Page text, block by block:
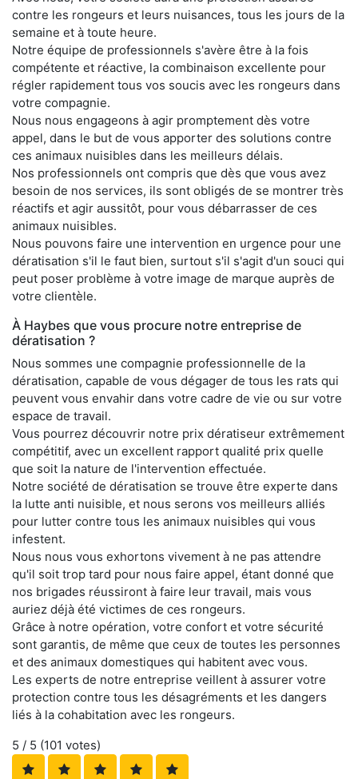
contre les rongeurs et leurs nuisances, tous les jours de la
semaine et à toute heure.
Notre équipe de professionnels s'avère être à la fois
compétente et réactive, la combinaison excellente pour
régler rapidement tous vos soucis avec les rongeurs dans
votre compagnie.
Nous nous engageons à agir promptement dès votre
appel, dans le but de vous apporter des solutions contre
ces animaux nuisibles dans les meilleurs délais.
Nos professionnels ont compris que dès que vous avez
besoin de nos services, ils sont obligés de se montrer très
réactifs et agir aussitôt, pour vous débarrasser de ces
animaux nuisibles.
Nous pouvons faire une intervention en urgence pour une
dératisation s'il le faut bien, surtout s'il s'agit d'un souci qui
peut poser problème à votre image de marque auprès de
votre clientèle.
À Haybes que vous procure notre entreprise de
dératisation ?
Nous sommes une compagnie professionnelle de la
dératisation, capable de vous dégager de tous les rats qui
peuvent vous envahir dans votre cadre de vie ou sur votre
espace de travail.
Vous pourrez découvrir notre prix dératiseur extrêmement
compétitif, avec un excellent rapport qualité prix quelle
que soit la nature de l'intervention effectuée.
Notre société de dératisation se trouve être experte dans
la lutte anti nuisible, et nous serons vos meilleurs alliés
pour lutter contre tous les animaux nuisibles qui vous
infestent.
Nous nous vous exhortons vivement à ne pas attendre
qu'il soit trop tard pour nous faire appel, étant donné que
nos brigades réussiront à faire leur travail, mais vous
auriez déjà été victimes de ces rongeurs.
Grâce à notre opération, votre confort et votre sécurité
sont garantis, de même que ceux de toutes les personnes
et des animaux domestiques qui habitent avec vous.
Les experts de notre entreprise veillent à assurer votre
protection contre tous les désagréments et les dangers
liés à la cohabitation avec les rongeurs.
5 / 5 (101 votes)